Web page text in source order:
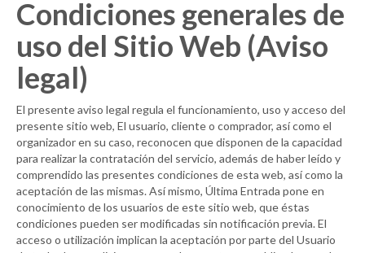
Condiciones generales de
uso del Sitio Web (Aviso
legal)
El presente aviso legal regula el funcionamiento, uso y acceso del
presente sitio web, El usuario, cliente o comprador, así como el
organizador en su caso, reconocen que disponen de la capacidad
para realizar la contratación del servicio, además de haber leído y
comprendido las presentes condiciones de esta web, así como la
aceptación de las mismas. Así mismo, Última Entrada pone en
conocimiento de los usuarios de este sitio web, que éstas
condiciones pueden ser modificadas sin notificación previa. El
acceso o utilización implican la aceptación por parte del Usuario